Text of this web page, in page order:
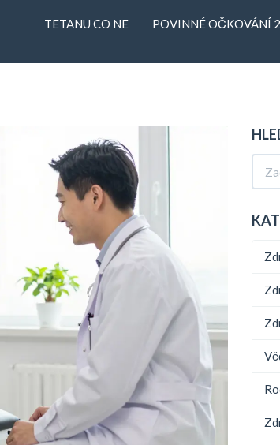
TETANU CO NE POVINNÉ OČKOVÁNÍ